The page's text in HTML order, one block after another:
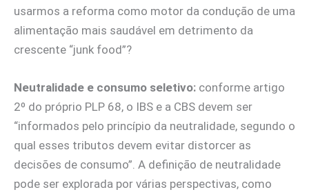
usarmos a reforma como motor da condução de uma
alimentação mais saudável em detrimento da
crescente “junk food”?
Neutralidade e consumo seletivo: conforme artigo
2º do próprio PLP 68, o IBS e a CBS devem ser
“informados pelo princípio da neutralidade, segundo o
qual esses tributos devem evitar distorcer as
decisões de consumo”. A definição de neutralidade
pode ser explorada por várias perspectivas, como